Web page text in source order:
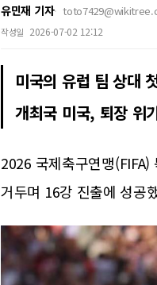
유민재 기자
작성일 2026-07-02 12:12
미국의 유럽 팀 상대
개최국 미국, 퇴장 위
2026 국제축구연맹
거두며 16강 진출에 성공